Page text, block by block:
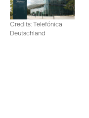
Credits: Telefónica
Deutschland